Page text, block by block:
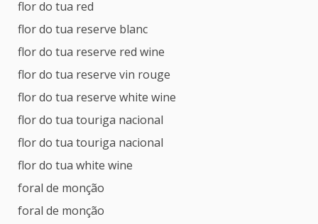
flor do tua red
flor do tua reserve blanc
flor do tua reserve red wine
flor do tua reserve vin rouge
flor do tua reserve white wine
flor do tua touriga nacional
flor do tua touriga nacional
flor do tua white wine
foral de monção
foral de monção